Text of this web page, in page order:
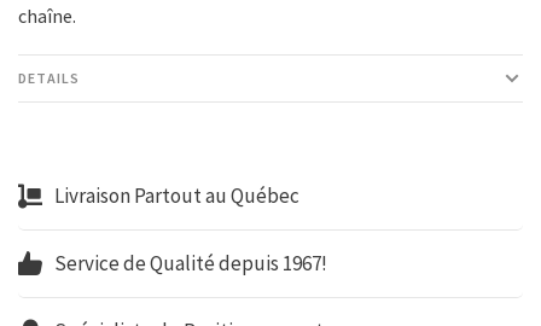
chaîne.
DETAILS
Livraison Partout au Québec
Service de Qualité depuis 1967!